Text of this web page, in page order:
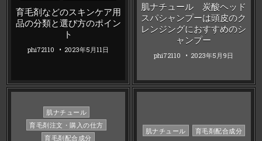
育毛剤などのスキンケア用
品の分類と選び方のポイン
ト
phi72110 2023年5月11日
肌ナチュール 炭酸ヘッド
スパシャンプーは頭皮のク
レンジングにおすすめのシ
ャンプー
phi72110 2023年5月9日
Posted
in
肌ナチュール
育毛剤注文・購入の仕方
育毛剤配合成分
Posted
肌ナチュール 育毛剤配合成分